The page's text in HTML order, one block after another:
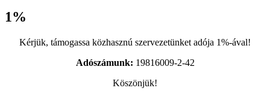
1%
Kérjük, támogassa közhasznú szervezetünket adója 1%-ával!
Adószámunk: 19816009-2-42
Köszönjük!